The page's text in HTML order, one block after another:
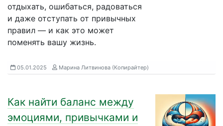
отдыхать, ошибаться, радоваться
и даже отступать от привычных
правил — и как это может
поменять вашу жизнь.
05.01.2025 Марина Литвинова (Копирайтер)
Как найти баланс между
эмоциями, привычками и